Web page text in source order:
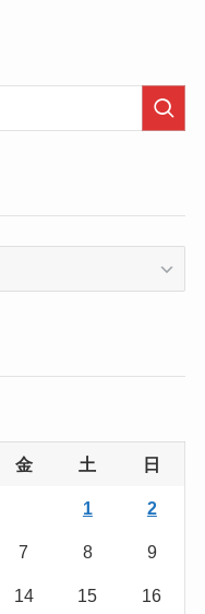
金 土 日
1 2
7 8 9
14 15 16